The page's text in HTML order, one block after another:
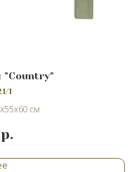
"Сountry"
1
см
р.